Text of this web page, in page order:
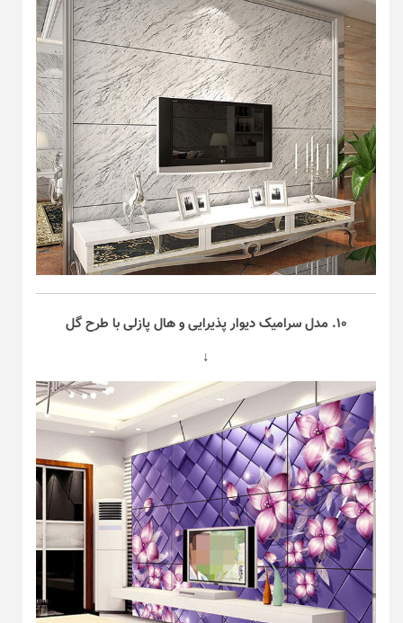
۱۰. مدل سرامیک دیوار پذیرایی و هال پازلی با طرح گل
↓